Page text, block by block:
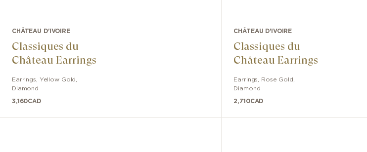
CHÂTEAU D'IVOIRE
Classiques du
Château Earrings
Earrings Yellow Gold
Diamond
3,160CAD
CHÂTEAU D'IVOIRE
Classiques du
Château Earrings
Earrings Rose Gold
Diamond
2,710CAD